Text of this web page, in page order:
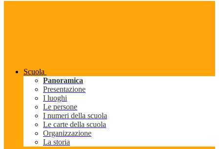
Scuola
Panoramica
Presentazione
I luoghi
Le persone
I numeri della scuola
Le carte della scuola
Organizzazione
La storia